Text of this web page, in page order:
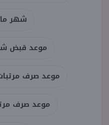
شهر مايو
موعد قبض شهر
موعد صرف مرتبات
موعد صرف